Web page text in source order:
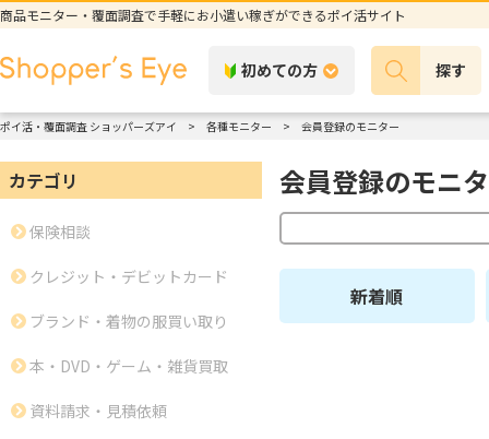
商品モニター・覆面調査で手軽にお小遣い稼ぎができるポイ活サイト
初めての方 探す
ポイ活・覆面調査 ショッパーズアイ 各種モニター 会員登録のモニター
カテゴリ
保険相談
クレジット・デビットカード
ブランド・着物の服買い取り
本・DVD・ゲーム・雑貨買取
資料請求・見積依頼
会員登録のモニ
新着順